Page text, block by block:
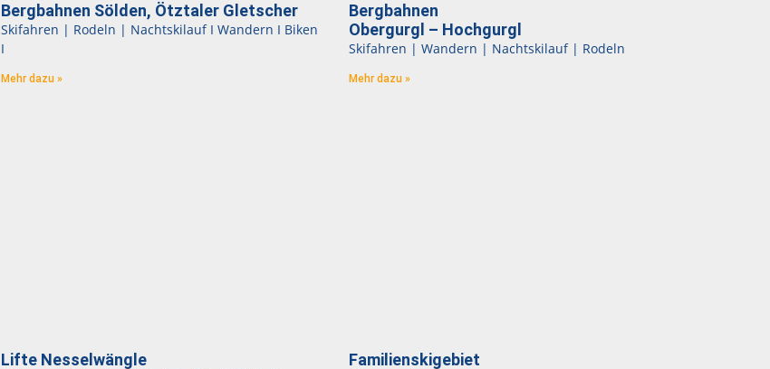
Bergbahnen Sölden, Ötztaler Gletscher
Skifahren | Rodeln | Nachtskilauf I Wandern I Biken
I
Mehr dazu »
Bergbahnen
Obergurgl – Hochgurgl
Skifahren | Wandern | Nachtskilauf | Rodeln
Mehr dazu »
Lifte Nesselwängle
Familienskigebiet